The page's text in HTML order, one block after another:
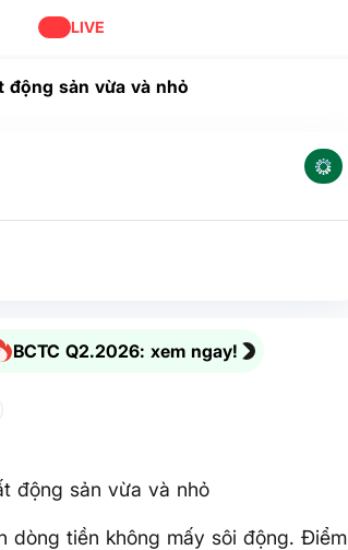
LIVE
động sản vừa và nhỏ
BCTC Q2.2026: xem ngay!
động sản vừa và nhỏ
dòng tiền không mấy sôi động. Điểm